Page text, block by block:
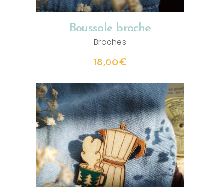
Boussole broche
Broches
18,00€
AJOUTER AU PANIER